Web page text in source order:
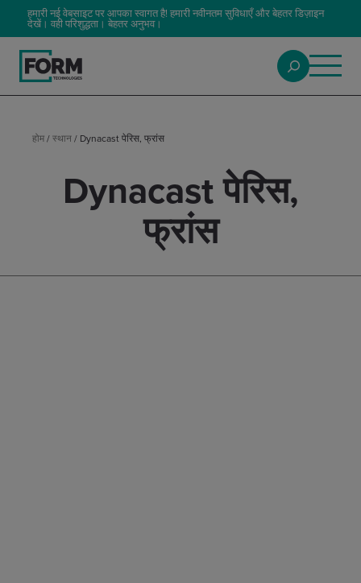
हमारी नई वेबसाइट पर आपका स्वागत है! हमारी नवीनतम सुविधाएँ और बेहतर डिज़ाइन
देखें। वही परिशुद्धता। बेहतर अनुभव।
होम/स्थान/ Dynacast पेरिस, फ्रांस
Dynacast पेरिस,
फ्रांस